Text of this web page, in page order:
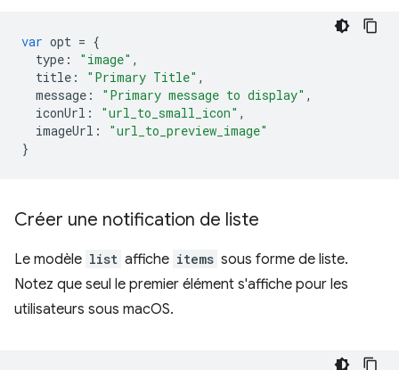
var opt = {
type : "image" ,
title : "Primary Title" ,
message : "Primary message to display" ,
iconUrl : "url_to_small_icon" ,
imageUrl :
"url_to_preview_image"
}
Créer une notification de liste
Le modèle list affiche items sous forme de liste.
Notez que seul le premier élément s'affiche pour les
utilisateurs sous macOS.